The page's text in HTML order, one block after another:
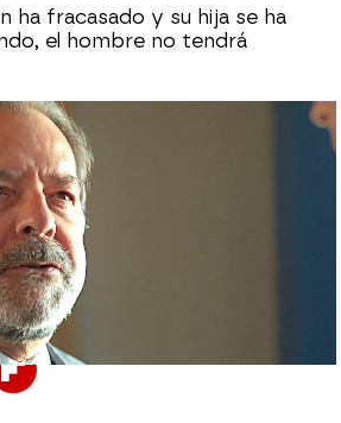
ha fracasado y su hija se ha
el hombre no tendrá
Arbaizar
de septiembre de 2025, 17:00
Flipboard